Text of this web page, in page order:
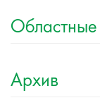
Областные
Архив